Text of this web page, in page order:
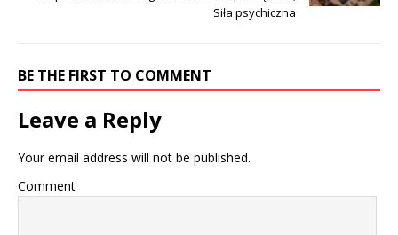
Siła psychiczna
BE THE FIRST TO COMMENT
Leave a Reply
Your email address will not be published.
Comment